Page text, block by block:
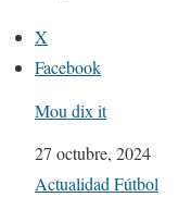
X
Facebook
Mou dix it
Fecha
27 octubre, 2024
Respecto a
Actualidad Fútbol